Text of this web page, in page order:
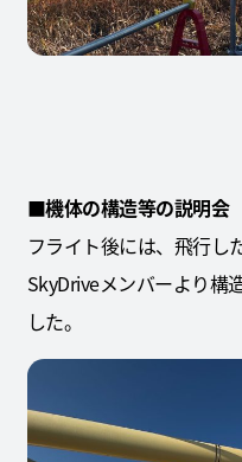
■機体の構造等の説明会
フライト後には、飛行し
SkyDriveメンバーより構
した。